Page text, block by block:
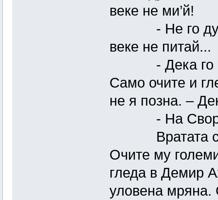
веке не ми’й!
- Не го
веке не питай...
- Дека го
Само очите и
не я позна. –
- На
Вратата се
Очите му
гледа в Демир
уловена мряна.